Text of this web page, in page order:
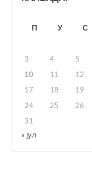
П У С
3
4 5
10
11 12
17
18 19
24
25 26
31
« јул